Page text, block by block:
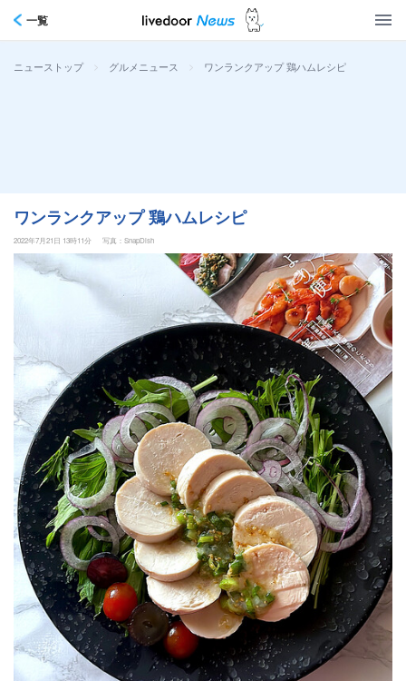
一覧
ニューストップ > グルメニュース > ワンランクアップ 鶏ハムレシピ
ワンランクアップ 鶏ハムレシピ
2022年7月21日 13時11分 写真：SnapDish